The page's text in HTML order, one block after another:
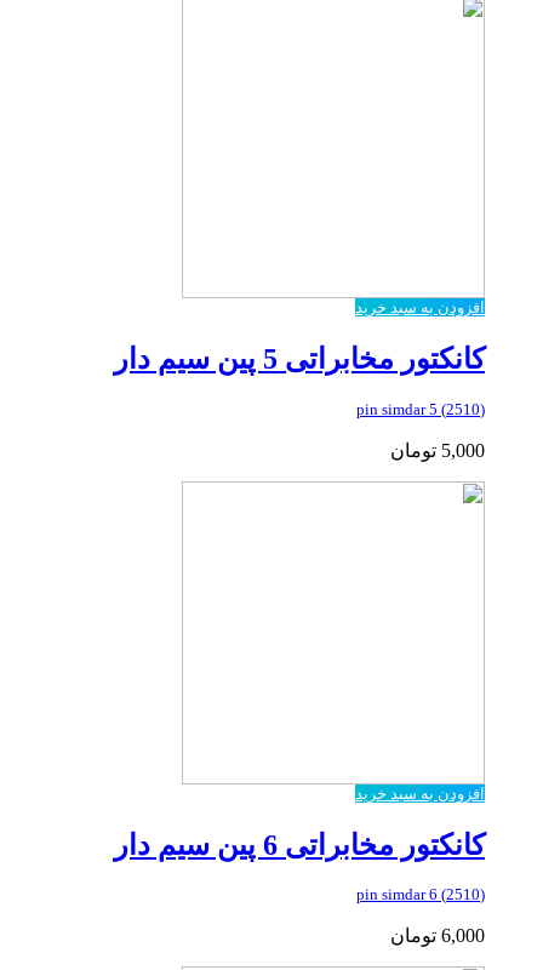
افزودن به سبد خرید
کانکتور مخابراتی 5 پین سیم دار
(2510) 5 pin simdar
5,000 تومان
افزودن به سبد خرید
کانکتور مخابراتی 6 پین سیم دار
(2510) 6 pin simdar
6,000 تومان